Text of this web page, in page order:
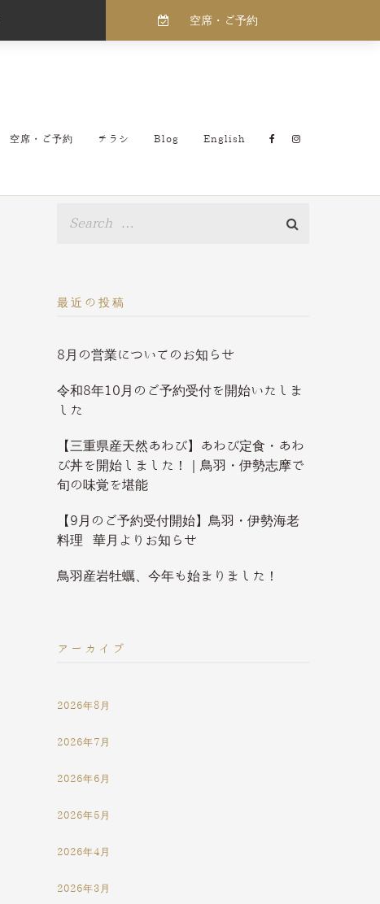
空席・ご予約
空席・ご予約 チラシ Blog English
最近の投稿
8月の営業についてのお知らせ
令和8年10月のご予約受付を開始いたしま
した
【三重県産天然あわび】あわび定食・あわ
び丼を開始しました！｜鳥羽・伊勢志摩で
旬の味覚を堪能
【9月のご予約受付開始】鳥羽・伊勢海老
料理 華月よりお知らせ
鳥羽産岩牡蠣、今年も始まりました！
アーカイブ
2026年8月
2026年7月
2026年6月
2026年5月
2026年4月
2026年3月